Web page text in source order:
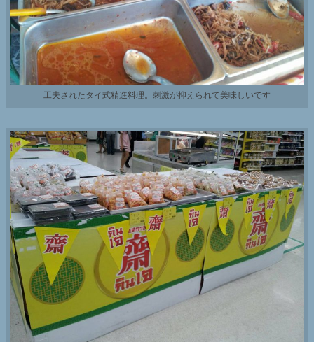
工夫されたタイ式精進料理。刺激が抑えられて美味しいです